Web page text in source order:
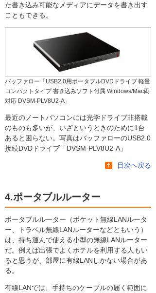
た書き込み可能なメディアにデータを書き出す
こともできる。
バッファロー「USB2.0用ポータブルDVDドライブ 軽量
コンパクトタイプ 書き込みソフト付属 Windows/Mac両
対応 DVSM-PLV8U2-A」
最近のノートパソコンには光学ドライブ非搭載
のものも多いが、いざというときのために1台
あると困らない。写真はバッファローのUSB2.0
接続DVDドライブ「DVSM-PLV8U2-A」
目次へ戻る
4.ポータブルルーター
ポータブルルーター（ポケット無線LANルータ
ー、トラベル無線LANルーターなどともいう）
は、持ち運んで使える小型の無線LANルーター
だ。例えば出張でよくホテルを利用する人もい
ると思うが、部屋に有線LANしかない場合があ
る。
有線LANでは、手持ちのケーブルの届く範囲に